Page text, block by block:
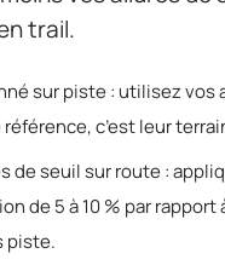
trail.
sur piste : utilisez vos
c’est leur
de seuil sur route :
de 5 à 10 % par rapport
piste.